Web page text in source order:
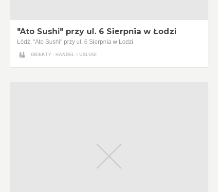
"Ato Sushi" przy ul. 6 Sierpnia w Łodzi
Łódź, "Ato Sushi" przy ul. 6 Sierpnia w Łodzi
OBIEKTY - HANDEL I USŁUGI